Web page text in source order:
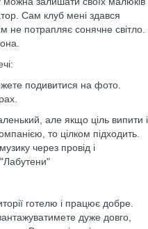
Сам клуб мені здався
не потрапляє сонячне світло.
подивитися на фото.
але якщо ціль випити і
то цілком підходить.
через провід і
готелю і працює добре.
дуже довго,